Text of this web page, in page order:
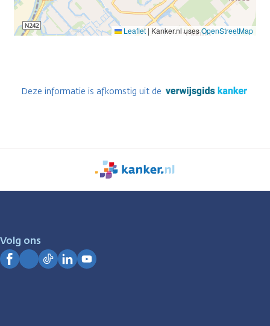
Leaflet | Kanker.nl usesOpenStreetMap
Deze informatie is afkomstig uit de
We
zijn
Volg ons